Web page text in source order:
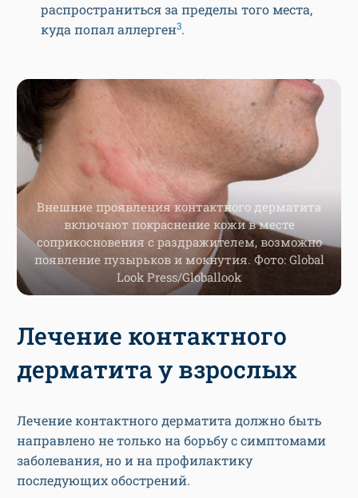
распространиться за пределы того места,
куда попал аллерген3.
Внешние проявления контактного дерматита
включают покраснение кожи в месте
соприкосновения с раздражителем, возможно
появление пузырьков и мокнутия. Фото: Global
Look Press/Globallook
Лечение контактного
дерматита у взрослых
Лечение контактного дерматита должно быть
направлено не только на борьбу с симптомами
заболевания, но и на профилактику
последующих обострений.